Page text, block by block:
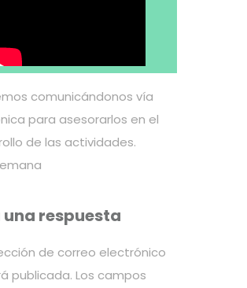
comunicándonos vía
para asesorarlos en el
de las actividades.
una respuesta
de correo electrónico
publicada. Los campos